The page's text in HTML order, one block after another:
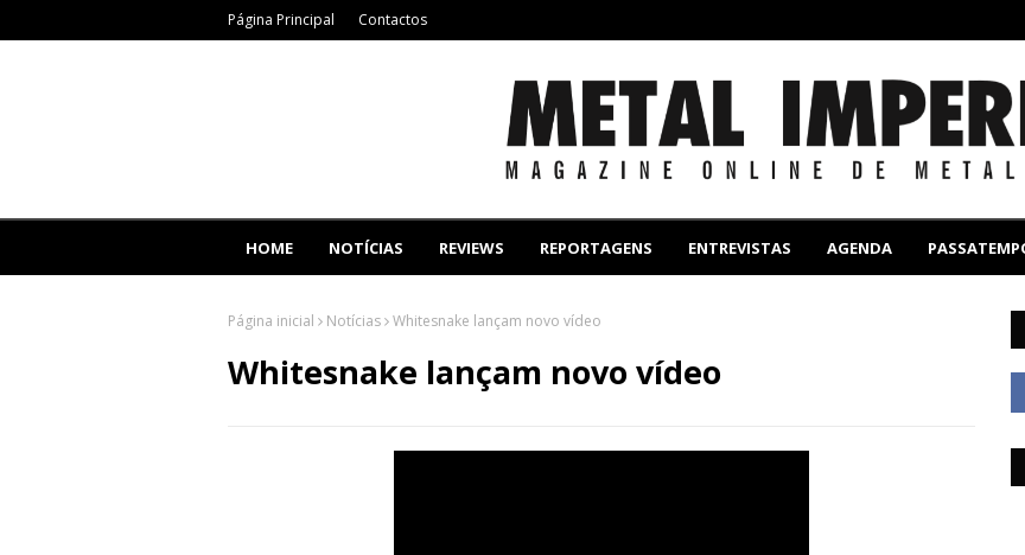
Página Principal Contactos
HOME NOTÍCIAS REVIEWS REPORTAGENS ENTREVISTAS AGENDA
Página inicial Notícias Whitesnake lançam novo vídeo
Whitesnake lançam novo vídeo